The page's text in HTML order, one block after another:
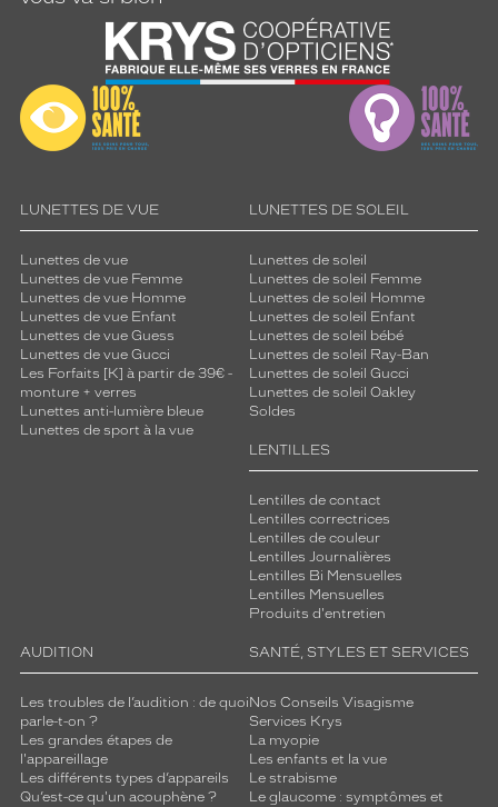
LUNETTES DE VUE
Lunettes de vue
Lunettes de vue Femme
Lunettes de vue Homme
Lunettes de vue Enfant
Lunettes de vue Guess
Lunettes de vue Gucci
Les Forfaits [K] à partir de 39€ -
monture + verres
Lunettes anti-lumière bleue
Lunettes de sport à la vue
LUNETTES DE SOLEIL
Lunettes de soleil
Lunettes de soleil Femme
Lunettes de soleil Homme
Lunettes de soleil Enfant
Lunettes de soleil bébé
Lunettes de soleil Ray-Ban
Lunettes de soleil Gucci
Lunettes de soleil Oakley
Soldes
LENTILLES
Lentilles de contact
Lentilles correctrices
Lentilles de couleur
Lentilles Journalières
Lentilles Bi Mensuelles
Lentilles Mensuelles
Produits d'entretien
AUDITION
Les troubles de l’audition : de quoi
parle-t-on ?
Les grandes étapes de
l'appareillage
Les différents types d’appareils
Qu’est-ce qu'un acouphène ?
SANTÉ, STYLES ET SERVICES
Nos Conseils Visagisme
Services Krys
La myopie
Les enfants et la vue
Le strabisme
Le glaucome : symptômes et